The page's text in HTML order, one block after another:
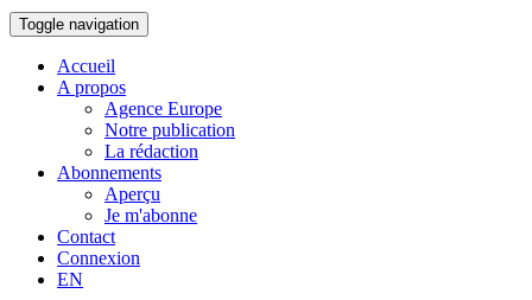
Toggle navigation
Accueil
A propos
Agence Europe
Notre publication
La rédaction
Abonnements
Aperçu
Je m'abonne
Contact
Connexion
EN